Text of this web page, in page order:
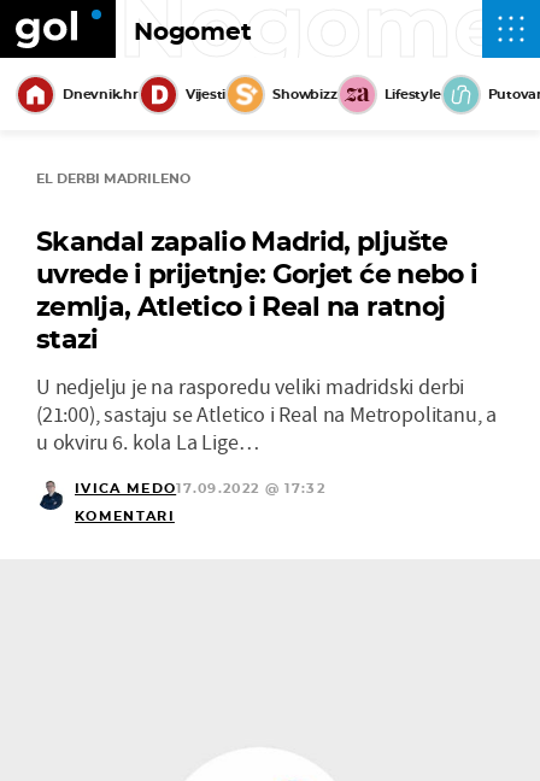
Nogomet
Dnevnik.hr Vijesti Showbizz Lifestyle
EL DERBI MADRILENO
Skandal zapalio Madrid, pljušte
uvrede i prijetnje: Gorjet će nebo i
zemlja, Atletico i Real na ratnoj
stazi
U nedjelju je na rasporedu veliki madridski derbi
(21:00), sastaju se Atletico i Real na Metropolitanu, a
u okviru 6. kola La Lige…
IVICA MEDO17.09.2022 @ 17:32
KOMENTARI